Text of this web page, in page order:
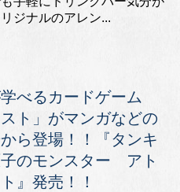
ジナルのアレン...
べるカードゲーム
ト」がマンガなどの
ら登場！！『タンキ
のモンスター アト
』発売！！